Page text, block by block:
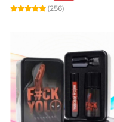
(256)